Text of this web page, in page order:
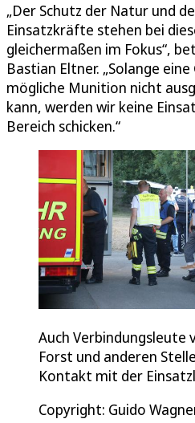
„Der Schutz der Natur und
Einsatzkräfte stehen bei
gleichermaßen im Fokus“,
Bastian Eltner. „Solange
mögliche Munition nicht
kann, werden wir keine
Bereich schicken.“
Auch Verbindungsleute
Forst und anderen
Kontakt mit der
Copyright: Guido